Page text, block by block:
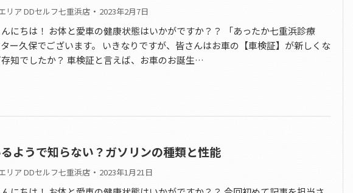
リア DDセルフ七重浜店 2023年2月7日
にちは！ お体と愛車の健康状態はいかがですか？？ 「あったか七重浜診療
ー久保でございます。 いきなりですが、皆さんはお車の【車検証】が新しくな
存知でしたか？ 車検証と言えば、お車のお誕生…
ようで知らない？ガソリンの種類と性能
リア DDセルフ七重浜店 2023年1月21日